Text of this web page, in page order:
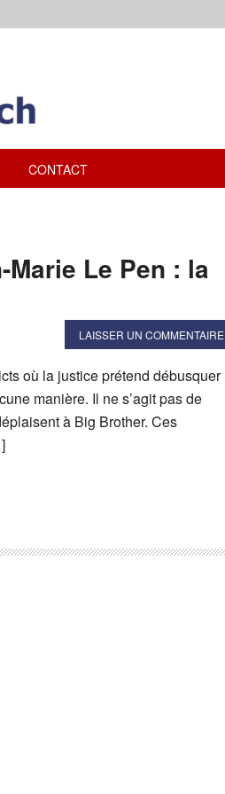
CONTACT
Le Pen : la
LAISSER UN COMMENTAIRE
où la justice prétend débusquer
manière. Il ne s’agit pas de
à Big Brother. Ces